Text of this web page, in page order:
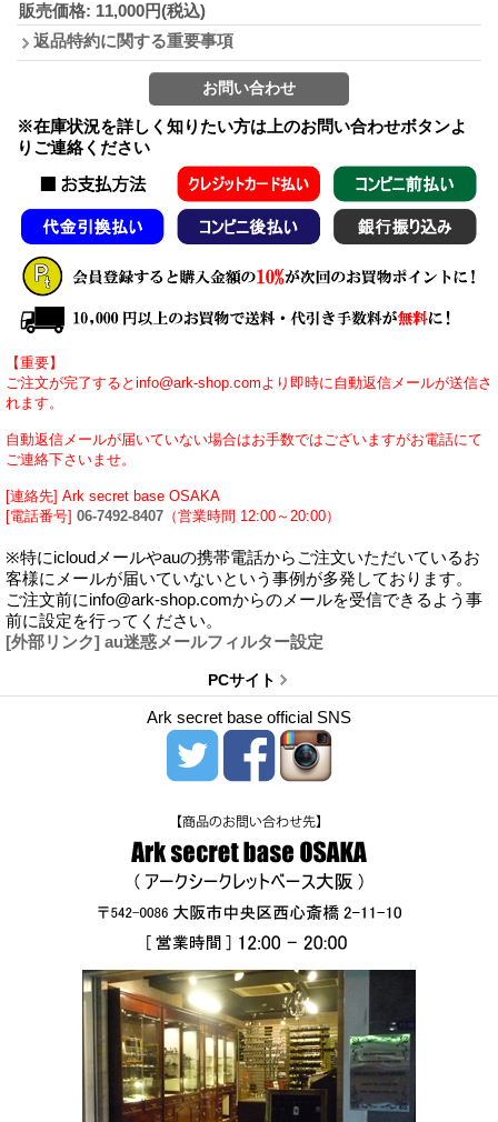
販売価格: 11,000円(税込)
返品特約に関する重要事項
※在庫状況を詳しく知りたい方は上のお問い合わせボタンよ
りご連絡ください
【重要】
ご注文が完了するとinfo@ark-shop.comより即時に自動返信メールが送信さ
れます。
自動返信メールが届いていない場合はお手数ではございますがお電話にて
ご連絡下さいませ。
[連絡先] Ark secret base OSAKA
[電話番号] 06-7492-8407 （営業時間 12:00～20:00）
※特にicloudメールやauの携帯電話からご注文いただいているお
客様にメールが届いていないという事例が多発しております。
ご注文前にinfo@ark-shop.comからのメールを受信できるよう事
前に設定を行ってください。
[外部リンク] au迷惑メールフィルター設定
PCサイト
Ark secret base official SNS